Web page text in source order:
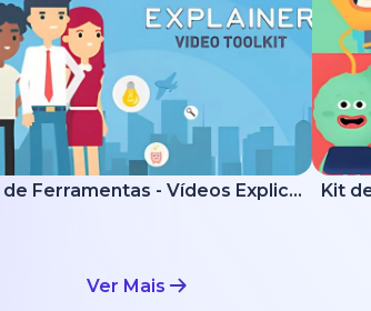
Kit de Ferramentas - Vídeos Explicativos
Ver Mais